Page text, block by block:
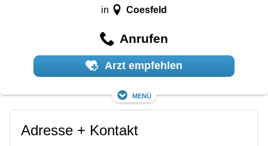
in Coesfeld
Anrufen
Arzt empfehlen
Menü
Adresse + Kontakt